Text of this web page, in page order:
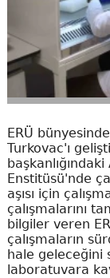
ERÜ
Turkovac'ı
Enstitüsü'nde
aşısı için
çalışmalarını
bilgiler veren
çalışmaların
hale geleceğini
laboratuvara